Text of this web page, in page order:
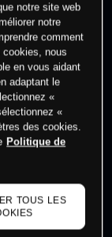
pour voir les
notre site web
notre
comment
nous
en vous aidant
adaptant le
«
«
des cookies.
Politique de
TOUS LES